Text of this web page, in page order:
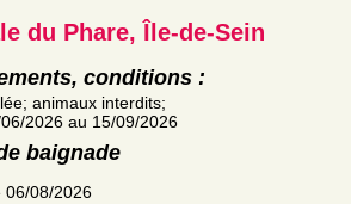
du Phare, Île-de-Sein
conditions :
animaux interdits;
2026 au 15/09/2026
baignade
06/08/2026